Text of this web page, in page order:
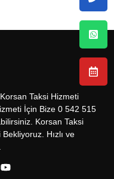
Taksi Hizmeti
İçin Bize 0 542 515
Korsan Taksi
Hızlı ve